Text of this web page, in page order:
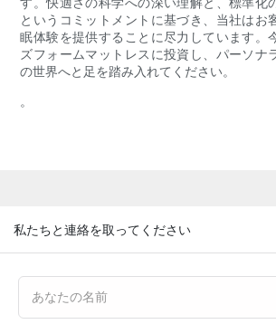
というコミットメントに基づき、当社はお
眠体験を提供することに尽力しています。
ズフォームマットレスに投資し、パーソナ
の世界へと足を踏み入れてください。
。
私たちと連絡を取ってください
あなたの名前